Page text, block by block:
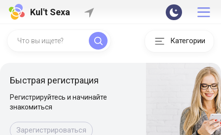
Kul't Sexa
Категории
Быстрая регистрация
Регистрируйтесь и начинайте
знакомиться
Зарегистрироваться